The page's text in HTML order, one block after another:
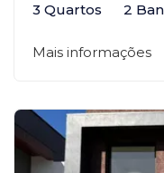
3 Quartos 2
Mais informações